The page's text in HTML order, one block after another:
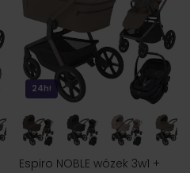
24h!
Espiro NOBLE wózek 3w1 +